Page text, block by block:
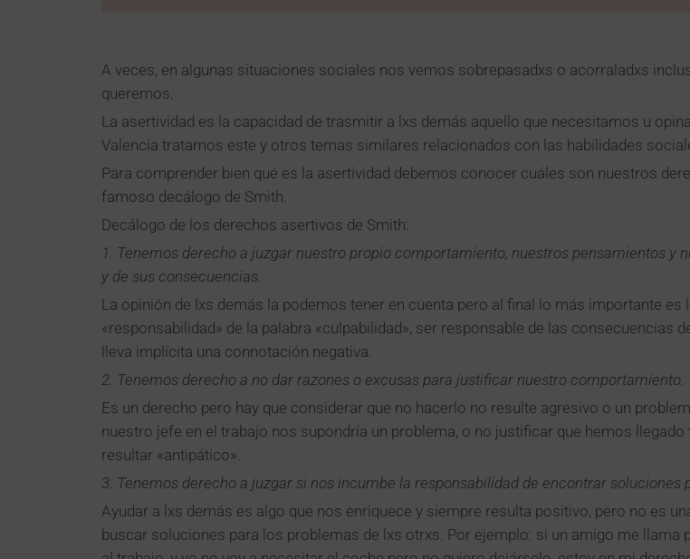
A veces, en algunas situaciones sociales nos vemos sobrepasadxs o acorraladxs
queremos.
La asertividad es la capacidad de trasmitir a lxs demás aquello que necesitamos u
Valencia tratamos este y otros temas similares relacionados con las habilidades
Para comprender bien qué es la asertividad debemos conocer cuáles son nuestros
famoso decálogo de Smith.
Decálogo de los derechos asertivos de Smith:
1. Tenemos derecho a juzgar nuestro propio comportamiento, nuestros pensamientos
y de sus consecuencias.
La opinión de lxs demás la podemos tener en cuenta pero al final lo más importante
«responsabilidad» de la palabra «culpabilidad», ser responsable de las consecuencias
lleva implícita una connotación negativa.
2. Tenemos derecho a no dar razones o excusas para justificar nuestro comportamiento.
Es un derecho pero hay que considerar que no hacerlo no resulte agresivo o un
nuestro jefe en el trabajo nos supondría un problema, o no justificar que hemos
resultar «antipático».
3. Tenemos derecho a juzgar si nos incumbe la responsabilidad de encontrar soluciones
Ayudar a lxs demás es algo que nos enriquece y siempre resulta positivo, pero no es
buscar soluciones para los problemas de lxs otrxs. Por ejemplo: si un amigo me llama